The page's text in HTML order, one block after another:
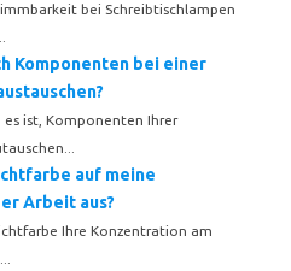
bei Schreibtischlampen
Komponenten bei einer
es ist, Komponenten Ihrer
auf meine
Arbeit aus?
Ihre Konzentration am